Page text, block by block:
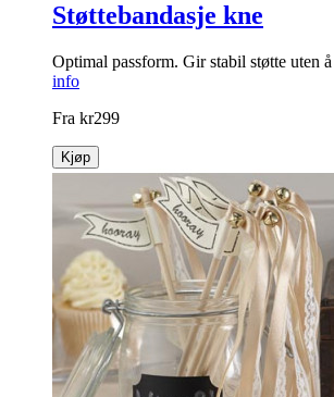
Støttebandasje kne
Optimal passform. Gir stabil støtte uten å
info
Fra kr299
Kjøp